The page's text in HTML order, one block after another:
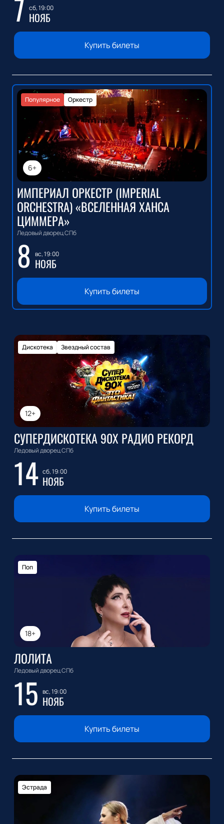
7 сб, 19:00
НОЯБ
Купить билеты
6+
Оркестр
Популярное
ИМПЕРИАЛ ОРКЕСТР (IMPERIAL
ORCHESTRA) «ВСЕЛЕННАЯ ХАНСА
ЦИММЕРА»
Ледовый дворец СПб
8 вс, 19:00
НОЯБ
Купить билеты
12+
Дискотека Звездный состав
СУПЕРДИСКОТЕКА 90Х РАДИО РЕКОРД
Ледовый дворец СПб
14 сб, 19:00
НОЯБ
Купить билеты
18+
Поп
ЛОЛИТА
Ледовый дворец СПб
15 вс, 19:00
НОЯБ
Купить билеты
Эстрада